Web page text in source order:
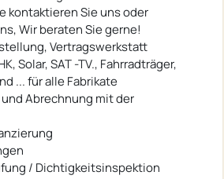
kontaktieren Sie uns oder
Wir beraten Sie gerne!
Vertragswerkstatt
Solar, SAT -TV., Fahrradträger,
... für alle Fabrikate
Abrechnung mit der
/ Dichtigkeitsinspektion